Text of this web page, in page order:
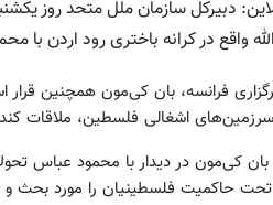
واقع در کرانه باختری رود اردن
فرانسه، بان کی‌مون همچنین قرار
اشغالی فلسطین، ملاقات
بان کی‌مون در دیدار با محمود عباس
حاکمیت فلسطینیان را مورد بحث و